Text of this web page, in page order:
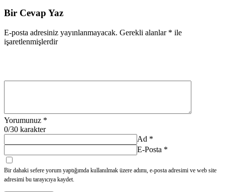
Bir Cevap Yaz
E-posta adresiniz yayınlanmayacak. Gerekli alanlar * ile
işaretlenmişlerdir
Yorumunuz *
0/30 karakter
Ad *
E-Posta *
Bir dahaki sefere yorum yaptığımda kullanılmak üzere adımı, e-posta adresimi ve web site
adresimi bu tarayıcıya kaydet.